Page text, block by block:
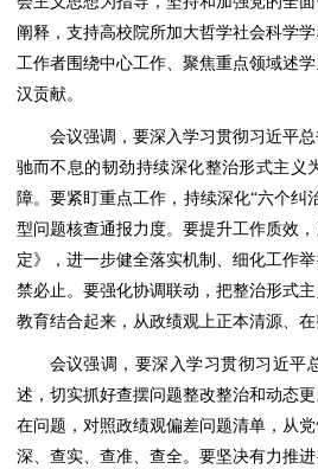
阐释，支持高校院所加大哲学社会科学
工作者围绕中心工作、聚焦重点领域述
汉贡献。
会议强调，要深入学习贯彻习近平
驰而不息的韧劲持续深化整治形式主义
障。要紧盯重点工作，持续深化“六个
型问题核查通报力度。要提升工作质效
定》，进一步健全落实机制、细化工作
禁必止。要强化协调联动，把整治形式
教育结合起来，从政绩观上正本清源、在
会议强调，要深入学习贯彻习近平
述，切实抓好查摆问题整改整治和动态
在问题，对照政绩观偏差问题清单，从
深、查实、查准、查全。要坚决有力推